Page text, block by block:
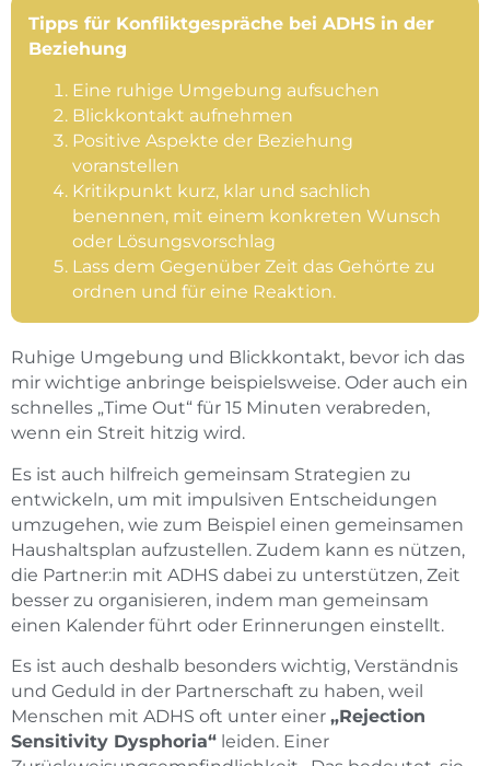
Tipps für Konfliktgespräche bei ADHS in der
Beziehung
Eine ruhige Umgebung aufsuchen
Blickkontakt aufnehmen
Positive Aspekte der Beziehung
voranstellen
Kritikpunkt kurz, klar und sachlich
benennen, mit einem konkreten Wunsch
oder Lösungsvorschlag
Lass dem Gegenüber Zeit das Gehörte zu
ordnen und für eine Reaktion.
Ruhige Umgebung und Blickkontakt, bevor ich das
mir wichtige anbringe beispielsweise. Oder auch ein
schnelles „Time Out“ für 15 Minuten verabreden,
wenn ein Streit hitzig wird.
Es ist auch hilfreich gemeinsam Strategien zu
entwickeln, um mit impulsiven Entscheidungen
umzugehen, wie zum Beispiel einen gemeinsamen
Haushaltsplan aufzustellen. Zudem kann es nützen,
die Partner:in mit ADHS dabei zu unterstützen, Zeit
besser zu organisieren, indem man gemeinsam
einen Kalender führt oder Erinnerungen einstellt.
Es ist auch deshalb besonders wichtig, Verständnis
und Geduld in der Partnerschaft zu haben, weil
Menschen mit ADHS oft unter einer „Rejection
Sensitivity Dysphoria“ leiden. Einer